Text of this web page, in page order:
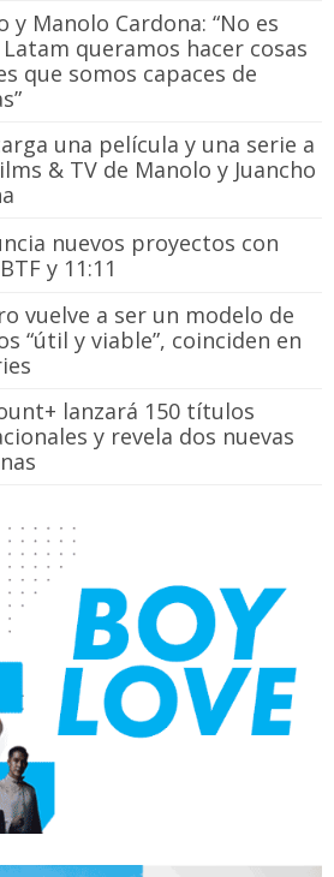
y Manolo Cardona: “No es
queramos hacer cosas
que somos capaces de
una película y una serie a
& TV de Manolo y Juancho
nuevos proyectos con
y 11:11
vuelve a ser un modelo de
“útil y viable”, coinciden en
lanzará 150 títulos
y revela dos nuevas